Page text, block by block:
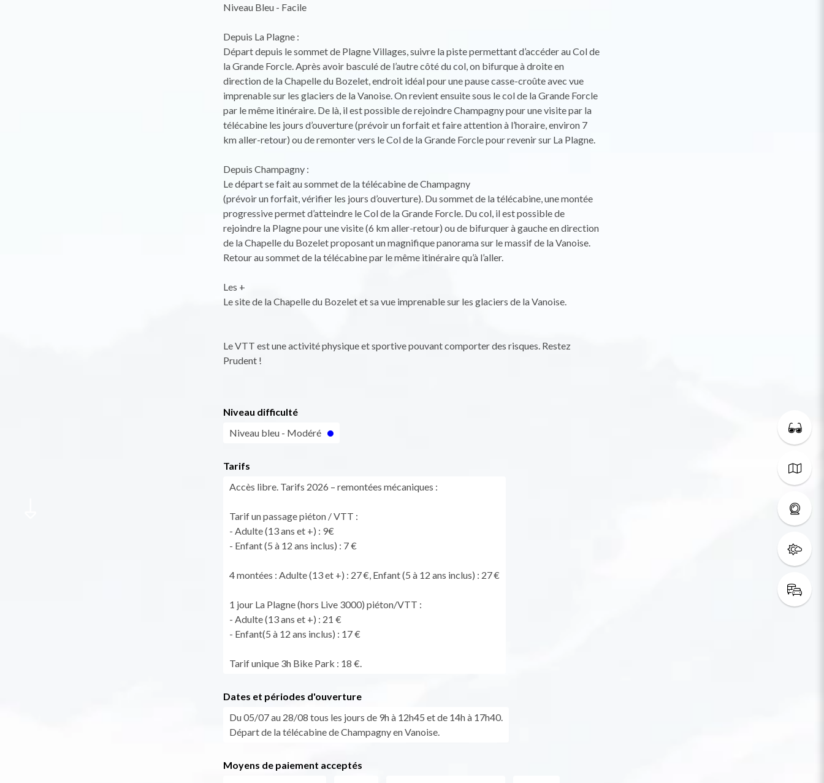
Niveau Bleu - Facile
Depuis La Plagne :
Départ depuis le sommet de Plagne Villages, suivre la piste permettant d’accéder au Col de
la Grande Forcle. Après avoir basculé de l’autre côté du col, on bifurque à droite en
direction de la Chapelle du Bozelet, endroit idéal pour une pause casse-croûte avec vue
imprenable sur les glaciers de la Vanoise. On revient ensuite sous le col de la Grande Forcle
par le même itinéraire. De là, il est possible de rejoindre Champagny pour une visite par la
télécabine les jours d’ouverture (prévoir un forfait et faire attention à l’horaire, environ 7
km aller-retour) ou de remonter vers le Col de la Grande Forcle pour revenir sur La Plagne.
Depuis Champagny :
Le départ se fait au sommet de la télécabine de Champagny
(prévoir un forfait, vérifier les jours d’ouverture). Du sommet de la télécabine, une montée
progressive permet d’atteindre le Col de la Grande Forcle. Du col, il est possible de
rejoindre la Plagne pour une visite (6 km aller-retour) ou de bifurquer à gauche en direction
de la Chapelle du Bozelet proposant un magnifique panorama sur le massif de la Vanoise.
Retour au sommet de la télécabine par le même itinéraire qu’à l’aller.
Les +
Le site de la Chapelle du Bozelet et sa vue imprenable sur les glaciers de la Vanoise.
Le VTT est une activité physique et sportive pouvant comporter des risques. Restez
Prudent !
Niveau difficulté
Niveau bleu - Modéré
Tarifs
Accès libre. Tarifs 2026 – remontées mécaniques :
Tarif un passage piéton / VTT :
- Adulte (13 ans et +) : 9€
- Enfant (5 à 12 ans inclus) : 7 €
4 montées : Adulte (13 et +) : 27 €, Enfant (5 à 12 ans inclus) : 27 €
1 jour La Plagne (hors Live 3000) piéton/VTT :
- Adulte (13 ans et +) : 21 €
- Enfant(5 à 12 ans inclus) : 17 €
Tarif unique 3h Bike Park : 18 €.
Dates et périodes d'ouverture
Du 05/07 au 28/08 tous les jours de 9h à 12h45 et de 14h à 17h40.
Départ de la télécabine de Champagny en Vanoise.
Moyens de paiement acceptés